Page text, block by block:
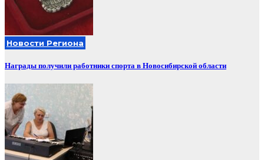
Новости Региона
Награды получили работники спорта в Новосибирской области